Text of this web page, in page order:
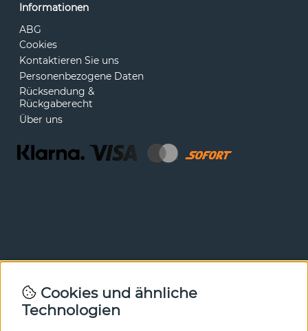
Informationen
ABG
Cookies
Kontaktieren Sie uns
Personenbezogene Daten
Rücksendung &
Rückgaberecht
Über uns
Newsletter
In unserem Newsletter erfahren Sie vor allen anderen
Cookies und ähnliche
Technologien